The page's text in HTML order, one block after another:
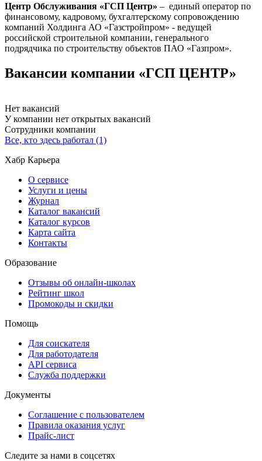
Центр Обслуживания «ГСП Центр» – единый оператор по
финансовому, кадровому, бухгалтерскому сопровождению
компаний Холдинга АО «Газстройпром» - ведущей
российской строительной компании, генерального
подрядчика по строительству объектов ПАО «Газпром».
Вакансии компании «ГСП ЦЕНТР»
Нет вакансий
У компании нет открытых вакансий
Сотрудники компании
Все, кто здесь работал (1)
Хабр Карьера
О сервисе
Услуги и цены
Журнал
Каталог вакансий
Каталог курсов
Карта сайта
Контакты
Образование
Отзывы об онлайн-школах
Рейтинг школ
Промокоды и скидки
Помощь
Для соискателя
Для работодателя
API сервиса
Служба поддержки
Документы
Соглашение с пользователем
Правила оказания услуг
Прайс-лист
Следите за нами в соцсетях